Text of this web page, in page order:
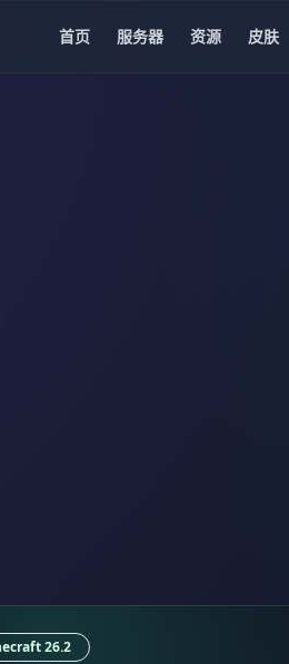
首页 服务器 资源 皮肤
26.2